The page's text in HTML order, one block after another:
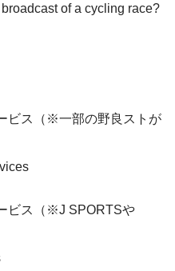
of a cycling race?
ビス（※一部の野良ストが
ビス（※J SPORTSや